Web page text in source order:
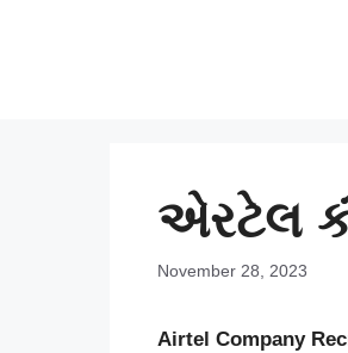
એરટેલ
November 28, 2023
Airtel Company